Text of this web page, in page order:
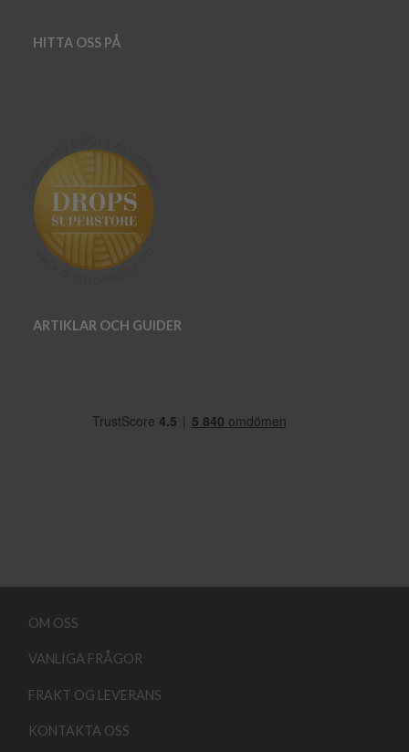
HITTA OSS PÅ
ARTIKLAR OCH GUIDER
OM OSS
VANLIGA FRÅGOR
FRAKT OG LEVERANS
KONTAKTA OSS